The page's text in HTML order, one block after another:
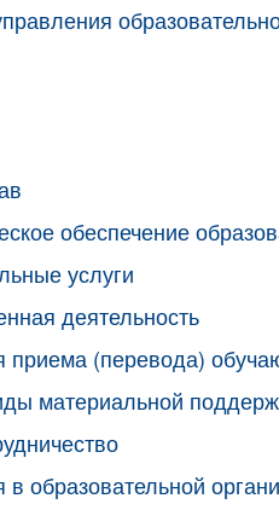
обеспечение
услуги
деятельность
приема (перевода)
материальной
образовательной